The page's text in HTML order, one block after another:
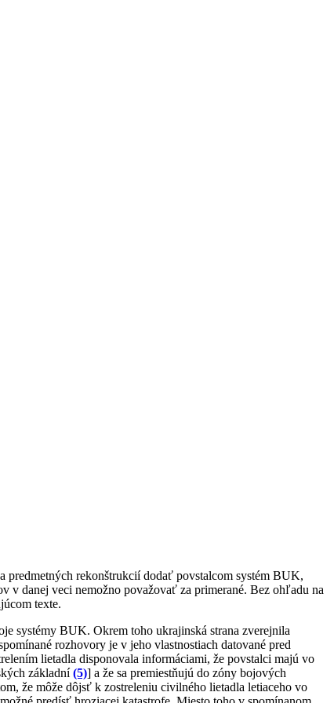
predmetných rekonštrukcií dodať povstalcom systém BUK,
v danej veci nemožno považovať za primerané. Bez ohľadu na
texte.
systémy BUK. Okrem toho ukrajinská strana zverejnila
rozhovory je v jeho vlastnostiach datované pred
lietadla disponovala informáciami, že povstalci majú vo
základní(5)] a že sa premiestňujú do zóny bojových
že môže dôjsť k zostreleniu civilného lietadla letiaceho vo